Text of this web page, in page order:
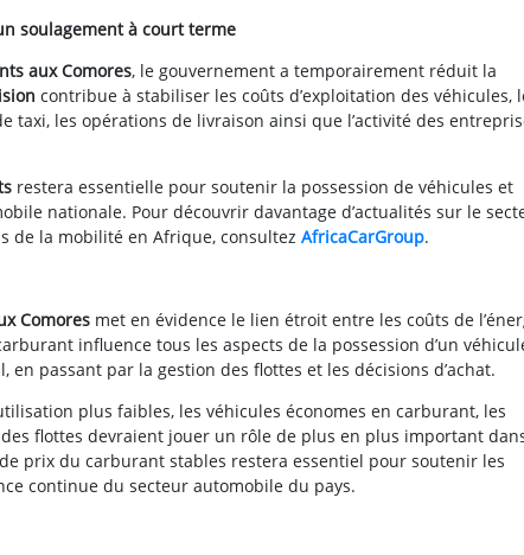
soulagement à court terme
aux Comores, le gouvernement a temporairement réduit la
contribue à stabiliser les coûts d’exploitation des véhicules,
taxi, les opérations de livraison ainsi que l’activité des
restera essentielle pour soutenir la possession de véhicules et
nationale. Pour découvrir davantage d’actualités sur le
de la mobilité en Afrique, consultez AfricaCarGroup.
Comores met en évidence le lien étroit entre les coûts de
influence tous les aspects de la possession d’un
passant par la gestion des flottes et les décisions d’achat.
plus faibles, les véhicules économes en carburant, les
flottes devraient jouer un rôle de plus en plus important
prix du carburant stables restera essentiel pour soutenir les
continue du secteur automobile du pays.